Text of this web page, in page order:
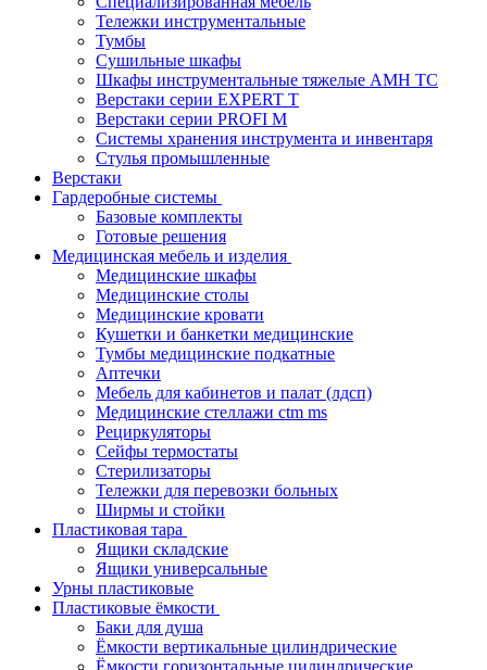
Тележки инструментальные
Тумбы
Cушильные шкафы
Шкафы инструментальные тяжелые AMH TC
Верстаки серии EXPERT T
Верстаки серии PROFI M
Системы хранения инструмента и инвентаря
Стулья промышленные
Верстаки
Гардеробные системы
Базовые комплекты
Готовые решения
Медицинская мебель и изделия
Медицинские шкафы
Медицинские столы
Медицинские кровати
Кушетки и банкетки медицинские
Тумбы медицинские подкатные
Аптечки
Мебель для кабинетов и палат (лдсп)
Медицинские стеллажи ctm ms
Рециркуляторы
Сейфы термостаты
Стерилизаторы
Тележки для перевозки больных
Ширмы и стойки
Пластиковая тара
Ящики складские
Ящики универсальные
Урны пластиковые
Пластиковые ёмкости
Баки для душа
Ёмкости вертикальные цилиндрические
Ёмкости горизонтальные цилиндрические